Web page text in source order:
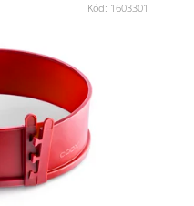
Kód: 1603301